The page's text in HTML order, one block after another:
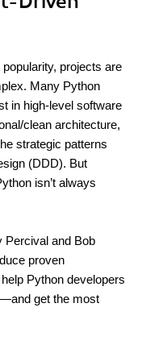
projects are
Many Python
in high-level software
clean architecture,
strategic patterns
(DDD). But
isn’t always
Percival and Bob
proven
Python developers
get the most